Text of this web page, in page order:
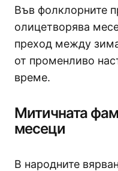
Във фолклорните
олицетворява
преход между
от променливо
време.
Митичната
месеци
В народните